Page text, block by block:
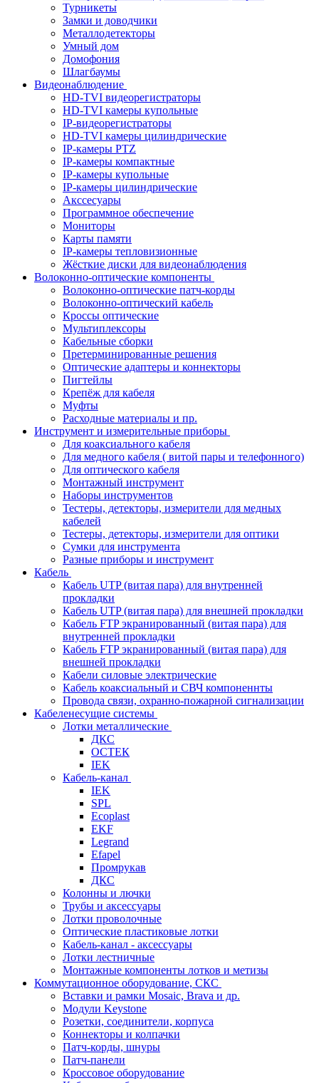
Турникеты
Замки и доводчики
Металлодетекторы
Умный дом
Домофония
Шлагбаумы
Видеонаблюдение
HD-TVI видеорегистраторы
HD-TVI камеры купольные
IP-видеорегистраторы
HD-TVI камеры цилиндрические
IP-камеры PTZ
IP-камеры компактные
IP-камеры купольные
IP-камеры цилиндрические
Акссесуары
Программное обеспечение
Мониторы
Карты памяти
IP-камеры тепловизионные
Жёсткие диски для видеонаблюдения
Волоконно-оптические компоненты
Волоконно-оптические патч-корды
Волоконно-оптический кабель
Кроссы оптические
Мультиплексоры
Кабельные сборки
Претерминированные решения
Оптические адаптеры и коннекторы
Пигтейлы
Крепёж для кабеля
Муфты
Расходные материалы и пр.
Инструмент и измерительные приборы
Для коаксиального кабеля
Для медного кабеля ( витой пары и телефонного)
Для оптического кабеля
Монтажный инструмент
Наборы инструментов
Тестеры, детекторы, измерители для медных
кабелей
Тестеры, детекторы, измерители для оптики
Сумки для инструмента
Разные приборы и инструмент
Кабель
Кабель UTP (витая пара) для внутренней
прокладки
Кабель UTP (витая пара) для внешней прокладки
Кабель FTP экранированный (витая пара) для
внутренней прокладки
Кабель FTP экранированный (витая пара) для
внешней прокладки
Кабели силовые электрические
Кабель коаксиальный и СВЧ компоненнты
Провода связи, охранно-пожарной сигнализации
Кабеленесущие системы
Лотки металлические
ДКС
ОСТЕК
IEK
Кабель-канал
IEK
SPL
Ecoplast
EKF
Legrand
Efapel
Промрукав
ДКС
Колонны и лючки
Трубы и аксессуары
Лотки проволочные
Оптические пластиковые лотки
Кабель-канал - аксессуары
Лотки лестничные
Монтажные компоненты лотков и метизы
Коммутационное оборудование, СКС
Вставки и рамки Mosaic, Brava и др.
Модули Keystone
Розетки, соединители, корпуса
Коннекторы и колпачки
Патч-корды, шнуры
Патч-панели
Кроссовое оборудование